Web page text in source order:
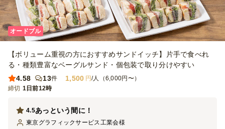
オードブル
【ボリューム重視の方におすすめサンドイッチ】片手で食べれ
る・種類豊富なベーグルサンド・個包装で取り分けやすい
4.58
13件 1,500 円/人（6,000円〜）
締切 1日前12時
あっという間に！
4.5
東京グラフィックサービス工業会様